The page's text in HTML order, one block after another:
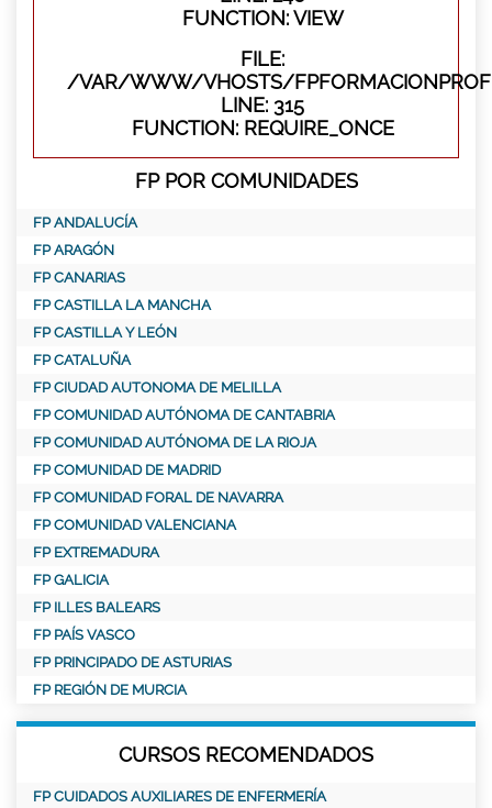
FUNCTION: VIEW
FILE:
/VAR/WWW/VHOSTS/
LINE: 315
FUNCTION: REQUIRE_ONCE
FP POR COMUNIDADES
FP ANDALUCÍA
FP ARAGÓN
FP CANARIAS
FP CASTILLA LA MANCHA
FP CASTILLA Y LEÓN
FP CATALUÑA
FP CIUDAD AUTONOMA DE MELILLA
FP COMUNIDAD AUTÓNOMA DE CANTABRIA
FP COMUNIDAD AUTÓNOMA DE LA RIOJA
FP COMUNIDAD DE MADRID
FP COMUNIDAD FORAL DE NAVARRA
FP COMUNIDAD VALENCIANA
FP EXTREMADURA
FP GALICIA
FP ILLES BALEARS
FP PAÍS VASCO
FP PRINCIPADO DE ASTURIAS
FP REGIÓN DE MURCIA
CURSOS RECOMENDADOS
FP CUIDADOS AUXILIARES DE ENFERMERÍA